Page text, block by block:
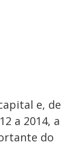
e, de
a 2014, a
do